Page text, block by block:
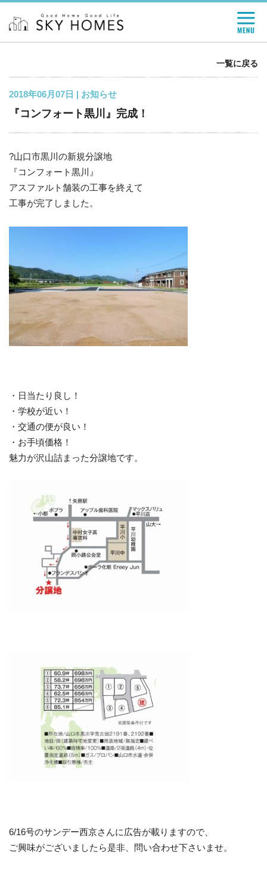
一覧に戻る
2018年06月07日 | お知らせ
『コンフォート黒川』完成！
?山口市黒川の新規分譲地
『コンフォート黒川』
アスファルト舗装の工事を終えて
工事が完了しました。
・日当たり良し！
・学校が近い！
・交通の便が良い！
・お手頃価格！
魅力が沢山詰まった分譲地です。
6/16号のサンデー西京さんに広告が載りますので、
ご興味がございましたら是非、問い合わせ下さいませ。